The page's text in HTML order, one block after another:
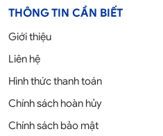
THÔNG TIN CẦN BIẾT
Giới thiệu
Liên hệ
Hình thức thanh toán
Chính sách hoàn hủy
Chính sách bảo mật